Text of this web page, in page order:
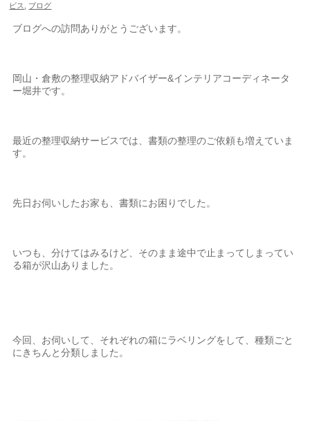
ビス
ブログ
ブログへの訪問ありがとうございます。
岡山・倉敷の整理収納アドバイザー&インテリアコーディネータ
ー堀井です。
最近の整理収納サービスでは、書類の整理のご依頼も増えていま
す。
先日お伺いしたお家も、書類にお困りでした。
いつも、分けてはみるけど、そのまま途中で止まってしまってい
る箱が沢山ありました。
今回、お伺いして、それぞれの箱にラベリングをして、種類ごと
にきちんと分類しました。